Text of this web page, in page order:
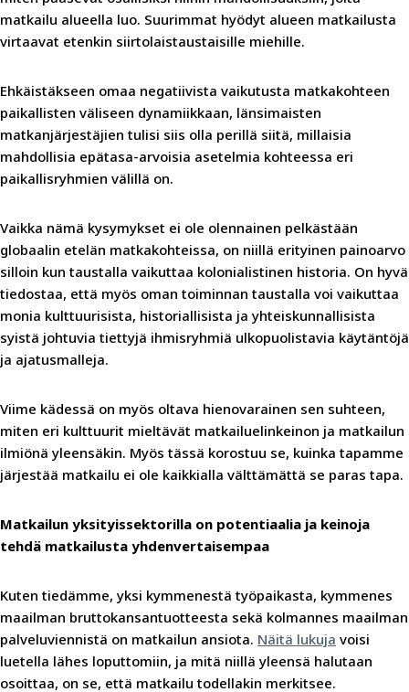
matkailu alueella luo. Suurimmat hyödyt alueen matkailusta
virtaavat etenkin siirtolaistaustaisille miehille.
Ehkäistäkseen omaa negatiivista vaikutusta matkakohteen
paikallisten väliseen dynamiikkaan, länsimaisten
matkanjärjestäjien tulisi siis olla perillä siitä, millaisia
mahdollisia epätasa-arvoisia asetelmia kohteessa eri
paikallisryhmien välillä on.
Vaikka nämä kysymykset ei ole olennainen pelkästään
globaalin etelän matkakohteissa, on niillä erityinen painoarvo
silloin kun taustalla vaikuttaa kolonialistinen historia. On hyvä
tiedostaa, että myös oman toiminnan taustalla voi vaikuttaa
monia kulttuurisista, historiallisista ja yhteiskunnallisista
syistä johtuvia tiettyjä ihmisryhmiä ulkopuolistavia käytäntöjä
ja ajatusmalleja.
Viime kädessä on myös oltava hienovarainen sen suhteen,
miten eri kulttuurit mieltävät matkailuelinkeinon ja matkailun
ilmiönä yleensäkin. Myös tässä korostuu se, kuinka tapamme
järjestää matkailu ei ole kaikkialla välttämättä se paras tapa.
Matkailun yksityissektorilla on potentiaalia ja keinoja
tehdä matkailusta yhdenvertaisempaa
Kuten tiedämme, yksi kymmenestä työpaikasta, kymmenes
maailman bruttokansantuotteesta sekä kolmannes maailman
palveluviennistä on matkailun ansiota. Näitä lukuja voisi
luetella lähes loputtomiin, ja mitä niillä yleensä halutaan
osoittaa, on se, että matkailu todellakin merkitsee.